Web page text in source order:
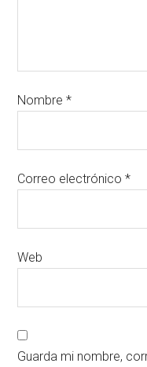
Nombre*
Correo electrónico*
Web
Guarda mi nombre,